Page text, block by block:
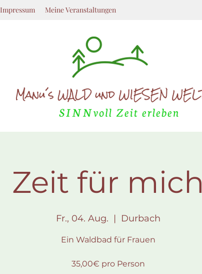
Impressum Meine Veranstaltungen
Zeit für mich
Fr., 04. Aug.
  |
Durbach
Ein Waldbad für Frauen
35,00€ pro Person